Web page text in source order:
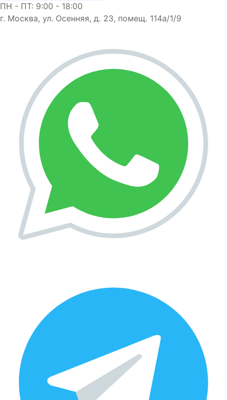
ПН - ПТ: 9:00 - 18:00
г. Москва, ул. Осенняя, д. 23, помещ. 114а/1/9